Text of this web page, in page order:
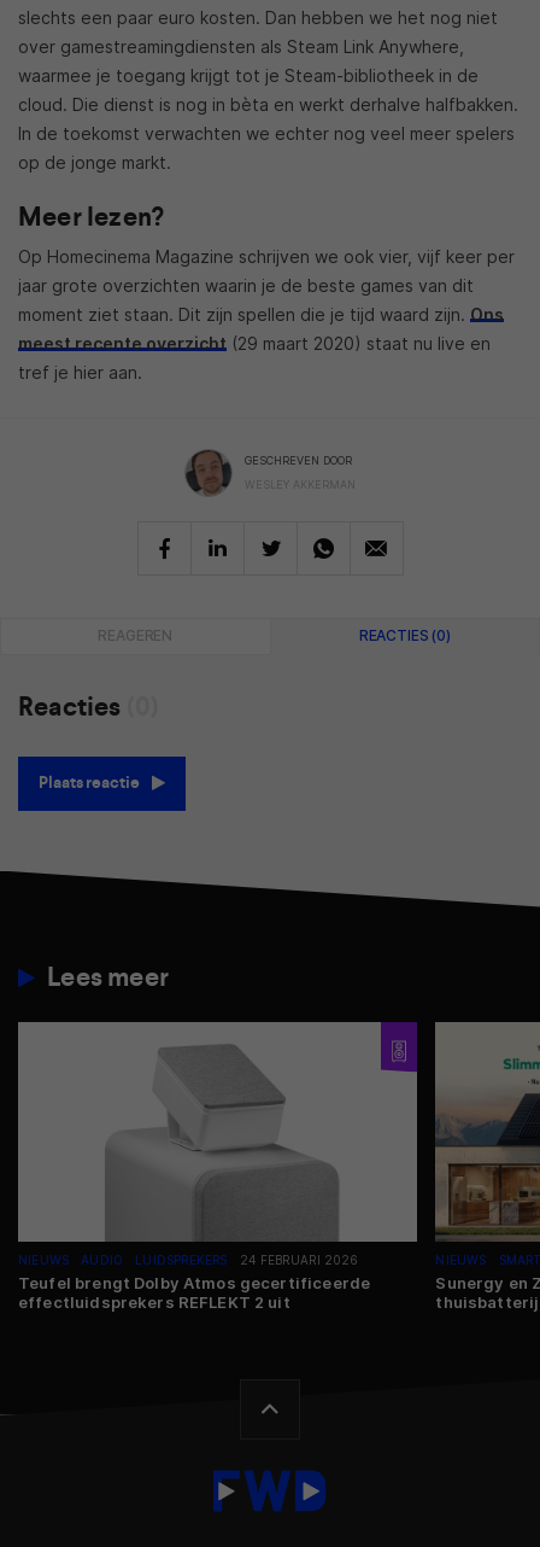
slechts een paar euro kosten. Dan hebben we het nog niet
over gamestreamingdiensten als Steam Link Anywhere,
waarmee je toegang krijgt tot je Steam-bibliotheek in de
cloud. Die dienst is nog in bèta en werkt derhalve halfbakken.
In de toekomst verwachten we echter nog veel meer spelers
op de jonge markt.
Meer lezen?
Op Homecinema Magazine schrijven we ook vier, vijf keer per
jaar grote overzichten waarin je de beste games van dit
moment ziet staan. Dit zijn spellen die je tijd waard zijn. Ons
meest recente overzicht (29 maart 2020) staat nu live en
tref je hier aan.
GESCHREVEN DOOR
WESLEY AKKERMAN
REAGEREN REACTIES (0)
Reacties
Plaats reactie
Lees meer
NIEUWS AUDIO LUIDSPREKERS 24 FEBRUARI 2026
Teufel brengt Dolby Atmos gecertificeerde
effectluidsprekers REFLEKT 2 uit
NIEUWS
Sunergy en
thuisbatterij